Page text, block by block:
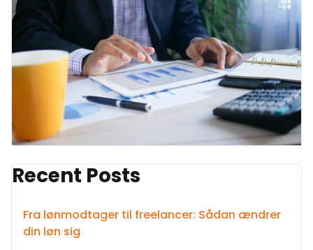
Recent Posts
Fra lønmodtager til freelancer: Sådan ændrer
din løn sig